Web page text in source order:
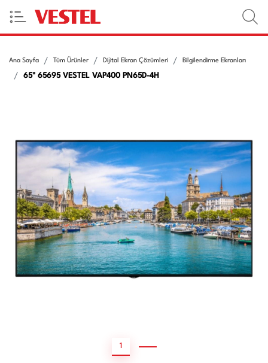
Ana Sayfa Tüm Ürünler Dijital Ekran Çözümleri Bilgilendirme Ekranları
65" 65695 VESTEL VAP400 PN65D-4H
1